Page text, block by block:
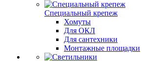
Специальный крепеж
Хомуты
Для ОКЛ
Для сантехники
Монтажные площадки